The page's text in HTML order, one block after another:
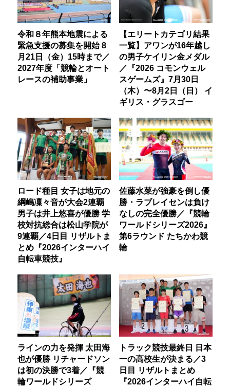
令和８年熊本地震による
緊急支援の募集を開始 8
月21日（金）15時まで／
2027年度「競輪とオート
レースの補助事業」
【エリートカテゴリ結果
一覧】アワンが16年越し
の男子ケイリン金メダル
／『2026 コモンウェル
スゲームズ』7月30日
（木）〜8月2日（日） イ
ギリス・グラスゴー
ロード種目 女子は地元の
綱嶋凜々音が大会2連覇
男子は井上悠喜が優勝 学
校対抗総合は松山学院が
9連覇／4日目 リザルトま
とめ『2026インターハイ
自転車競技』
佐藤水菜が強豪を倒し優
勝・ラブレイセンは負け
なしの完全優勝／『競輪
ワールドシリーズ2026』
第6ラウンド たちかわ競
輪
ラインの力を発揮 太田海
也が優勝 リチャードソン
は初の決勝で3着／『競
輪ワールドシリーズ
トラック競技最終日 日本
一の高校生が決まる／3
日目 リザルトまとめ
『2026インターハイ自転